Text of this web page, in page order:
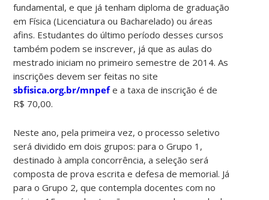
fundamental, e que já tenham diploma de graduação
em Física (Licenciatura ou Bacharelado) ou áreas
afins. Estudantes do último período desses cursos
também podem se inscrever, já que as aulas do
mestrado iniciam no primeiro semestre de 2014. As
inscrições devem ser feitas no site
sbfisica.org.br/mnpefe a taxa de inscrição é de
R$ 70,00.
Neste ano, pela primeira vez, o processo seletivo
será dividido em dois grupos: para o Grupo 1,
destinado à ampla concorrência, a seleção será
composta de prova escrita e defesa de memorial. Já
para o Grupo 2, que contempla docentes com no